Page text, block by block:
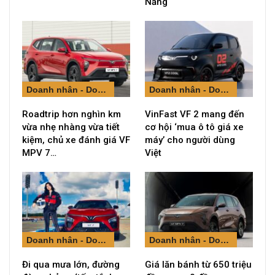
Doanh nhân - Doanh nghiệp
Roadtrip hơn nghìn km
vừa nhẹ nhàng vừa tiết
kiệm, chủ xe đánh giá VF
MPV 7…
Doanh nhân - Doanh nghiệp
VinFast VF 2 mang đến
cơ hội ‘mua ô tô giá xe
máy’ cho người dùng
Việt
Doanh nhân - Doanh nghiệp
Đi qua mưa lớn, đường
Doanh nhân - Doanh nghiệp
Giá lăn bánh từ 650 triệu